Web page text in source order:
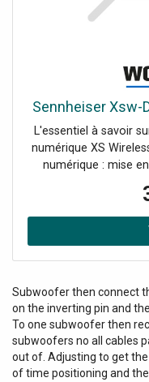
Sennheiser Xsw-
L'essentiel à savoir
numérique XS
numérique : mise
GHz sans licence :
entier, pratique en
Orienté MI & A4V :
club, vlog et
émetteur/
caméra et
pensée pour la
appartient à une
numériques conçus
compact, facile à
Subwoofer then connect
on the inverting pin and
To one subwoofer then
subwoofers no all cables
out of. Adjusting to get
of time positioning and